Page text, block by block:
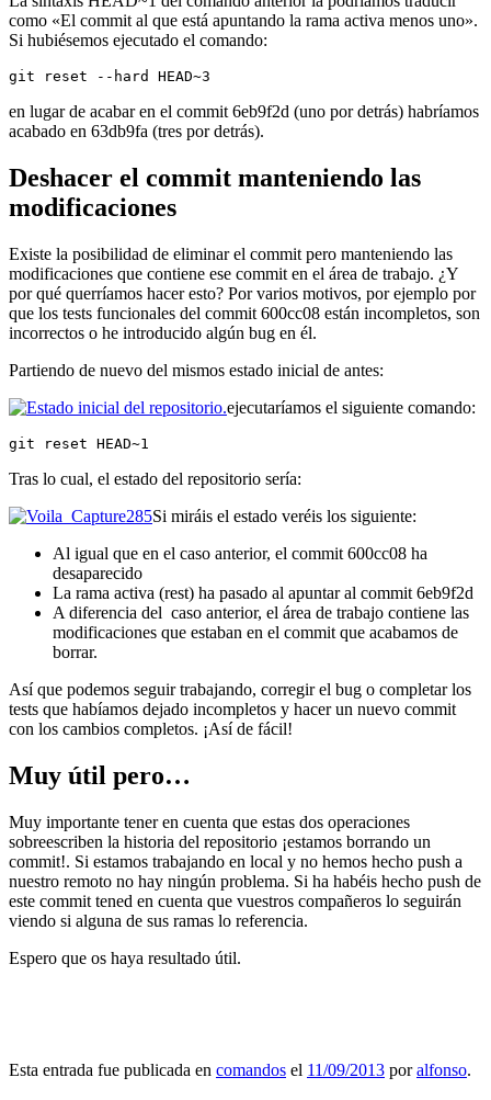
como «El commit al que está apuntando la rama activa menos uno».
Si hubiésemos ejecutado el comando:
git reset --hard HEAD~3
en lugar de acabar en el commit 6eb9f2d (uno por detrás) habríamos
acabado en 63db9fa (tres por detrás).
Deshacer el commit manteniendo las
modificaciones
Existe la posibilidad de eliminar el commit pero manteniendo las
modificaciones que contiene ese commit en el área de trabajo. ¿Y
por qué querríamos hacer esto? Por varios motivos, por ejemplo por
que los tests funcionales del commit 600cc08 están incompletos, son
incorrectos o he introducido algún bug en él.
Partiendo de nuevo del mismos estado inicial de antes:
ejecutaríamos el siguiente comando:
git reset HEAD~1
Tras lo cual, el estado del repositorio sería:
Si miráis el estado veréis los siguiente:
Al igual que en el caso anterior, el commit 600cc08 ha
desaparecido
La rama activa (rest) ha pasado al apuntar al commit 6eb9f2d
A diferencia del caso anterior, el área de trabajo contiene las
modificaciones que estaban en el commit que acabamos de
borrar.
Así que podemos seguir trabajando, corregir el bug o completar los
tests que habíamos dejado incompletos y hacer un nuevo commit
con los cambios completos. ¡Así de fácil!
Muy útil pero…
Muy importante tener en cuenta que estas dos operaciones
sobreescriben la historia del repositorio ¡estamos borrando un
commit!. Si estamos trabajando en local y no hemos hecho push a
nuestro remoto no hay ningún problema. Si ha habéis hecho push de
este commit tened en cuenta que vuestros compañeros lo seguirán
viendo si alguna de sus ramas lo referencia.
Espero que os haya resultado útil.
Esta entrada fue publicada en comandos el 11/09/2013 poralfonso.